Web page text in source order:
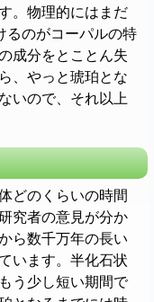
。物理的にはまだ
のがコーパルの特
成分をとことん失
、やっと琥珀とな
いので、それ以上
どのくらいの時間
究者の意見が分か
ら数千万年の長い
います。半化石状
う少し短い期間で